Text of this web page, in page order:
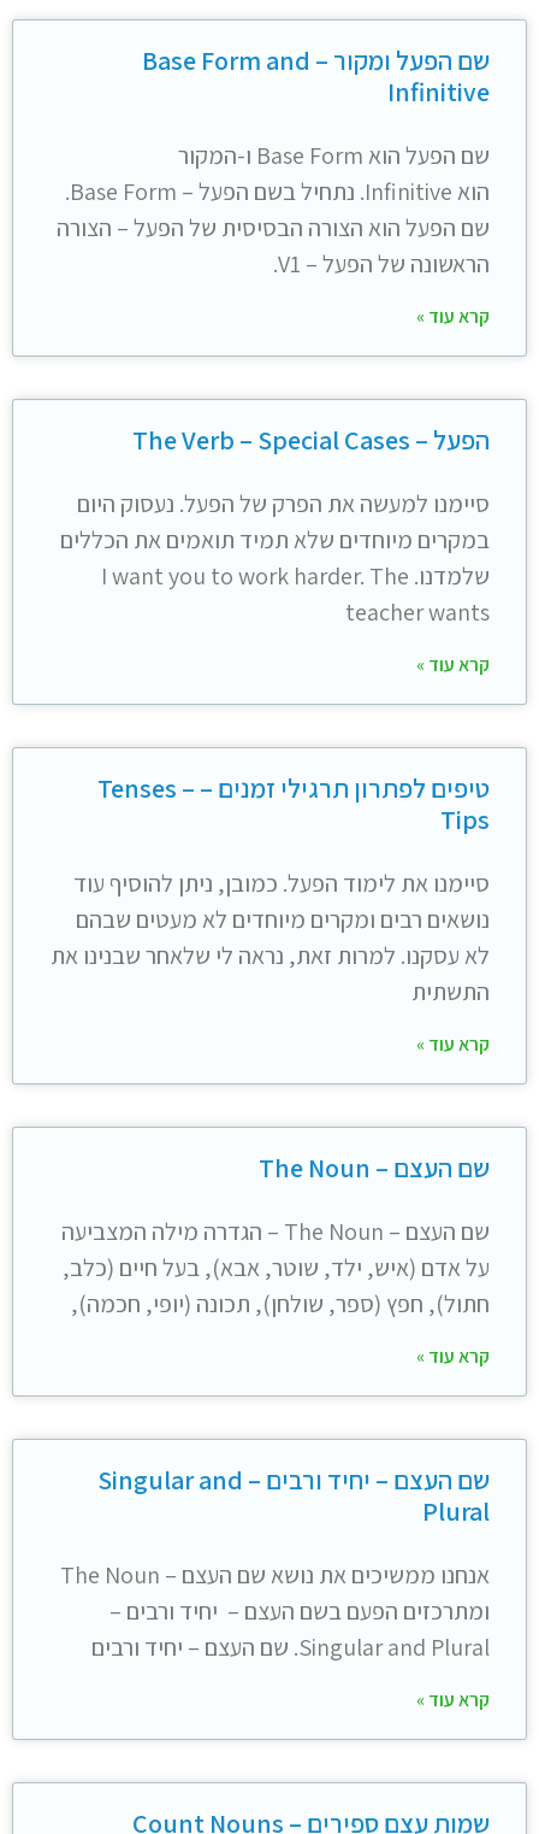
שם הפעל ומקור – Base Form and
Infinitive
שם הפעל הוא Base Form ו-המקור
הוא Infinitive. נתחיל בשם הפעל – Base Form.
שם הפעל הוא הצורה הבסיסית של הפעל – הצורה
הראשונה של הפעל – V1.
קרא עוד »
הפעל – The Verb – Special Cases
סיימנו למעשה את הפרק של הפעל. נעסוק היום
במקרים מיוחדים שלא תמיד תואמים את הכללים
שלמדנו. I want you to work harder. The
teacher wants
קרא עוד »
טיפים לפתרון תרגילי זמנים – Tenses –
Tips
סיימנו את לימוד הפעל. כמובן, ניתן להוסיף עוד
נושאים רבים ומקרים מיוחדים לא מעטים שבהם
לא עסקנו. למרות זאת, נראה לי שלאחר שבנינו את
התשתית
קרא עוד »
שם העצם – The Noun
שם העצם – The Noun – הגדרה מילה המצביעה
על אדם (איש, ילד, שוטר, אבא), בעל חיים (כלב,
חתול), חפץ (ספר, שולחן), תכונה (יופי, חכמה),
קרא עוד »
שם העצם – יחיד ורבים – Singular and
Plural
אנחנו ממשיכים את נושא שם העצם – The Noun
ומתרכזים הפעם בשם העצם – יחיד ורבים –
Singular and Plural. שם העצם – יחיד ורבים
קרא עוד »
שמות עצם ספירים – Count Nouns